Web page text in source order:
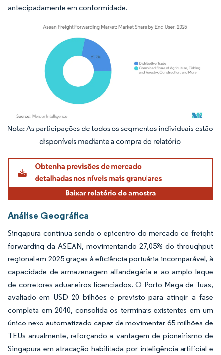
antecipadamente em conformidade.
Imagem © Mordor Intelligence. O reuso requer atribuição conforme CC BY 4.0.
Análise Geográfica
Singapura continua sendo o epicentro do mercado de freight
forwarding da ASEAN, movimentando 27,05% do throughput
regional em 2025 graças à eficiência portuária incomparável, à
capacidade de armazenagem alfandegária e ao amplo leque
de corretores aduaneiros licenciados. O Porto Mega de Tuas,
avaliado em USD 20 bilhões e previsto para atingir a fase
completa em 2040, consolida os terminais existentes em um
único nexo automatizado capaz de movimentar 65 milhões de
TEUs anualmente, reforçando a vantagem de pioneirismo de
Singapura em atracação habilitada por inteligência artificial e